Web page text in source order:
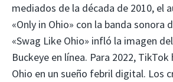
mediados de la década de 2010, el
«Only in Ohio» con la banda sonora
«Swag Like Ohio» infló la imagen
Buckeye en línea. Para 2022,
Ohio en un sueño febril digital. Los